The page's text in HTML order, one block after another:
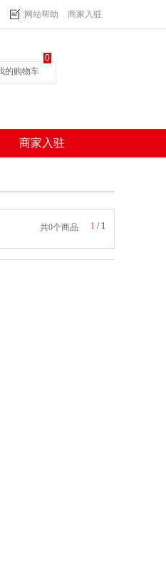
网站帮助 商家入驻
的购物车
0
商家入驻
共0个商品 1 / 1